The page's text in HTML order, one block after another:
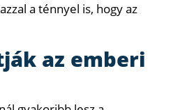
a ténnyel is, hogy az
az emberi